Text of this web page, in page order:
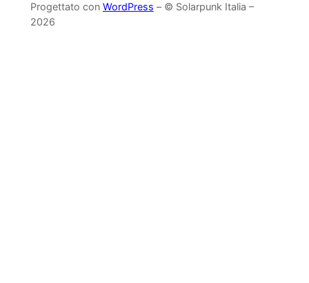
Progettato con WordPress – © Solarpunk Italia –
2026